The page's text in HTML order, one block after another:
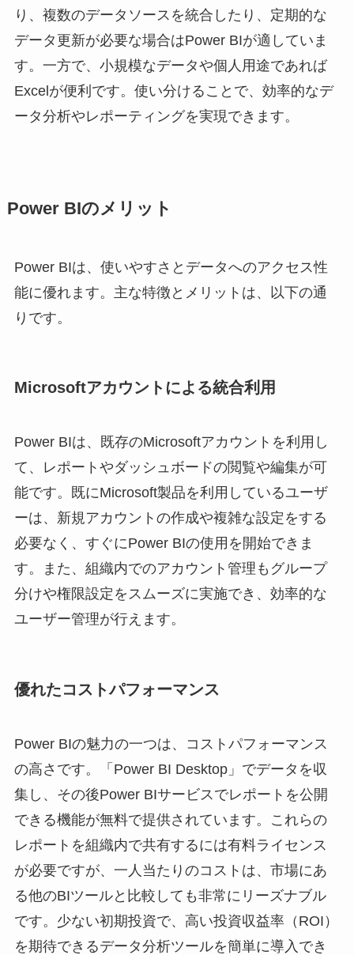
り、複数のデータソースを統合したり、定期的な
データ更新が必要な場合はPower BIが適していま
す。一方で、小規模なデータや個人用途であれば
Excelが便利です。使い分けることで、効率的なデ
ータ分析やレポーティングを実現できます。
Power BIのメリット
Power BIは、使いやすさとデータへのアクセス性
能に優れます。主な特徴とメリットは、以下の通
りです。
Microsoftアカウントによる統合利用
Power BIは、既存のMicrosoftアカウントを利用し
て、レポートやダッシュボードの閲覧や編集が可
能です。既にMicrosoft製品を利用しているユーザ
ーは、新規アカウントの作成や複雑な設定をする
必要なく、すぐにPower BIの使用を開始できま
す。また、組織内でのアカウント管理もグループ
分けや権限設定をスムーズに実施でき、効率的な
ユーザー管理が行えます。
優れたコストパフォーマンス
Power BIの魅力の一つは、コストパフォーマンス
の高さです。「Power BI Desktop」でデータを収
集し、その後Power BIサービスでレポートを公開
できる機能が無料で提供されています。これらの
レポートを組織内で共有するには有料ライセンス
が必要ですが、一人当たりのコストは、市場にあ
る他のBIツールと比較しても非常にリーズナブル
です。少ない初期投資で、高い投資収益率（ROI）
を期待できるデータ分析ツールを簡単に導入でき